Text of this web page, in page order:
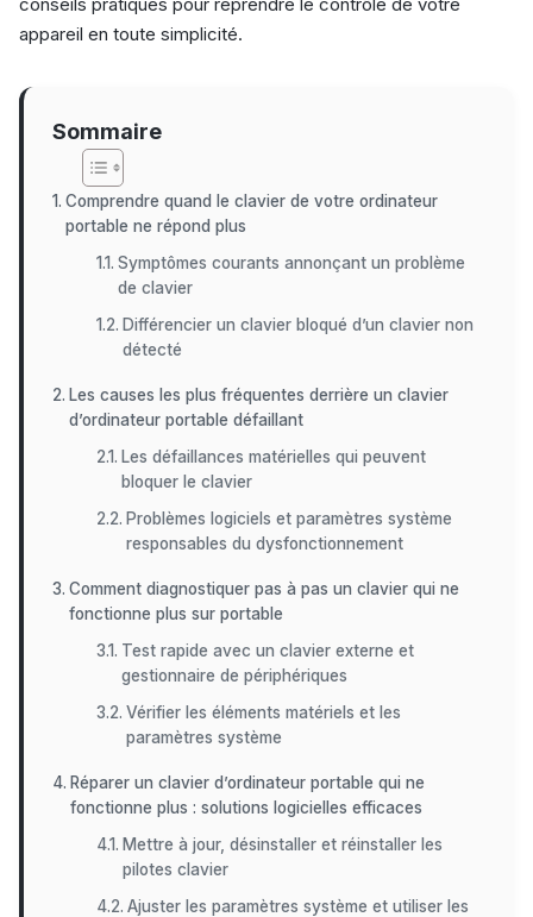
appareil en toute simplicité.
Sommaire
Comprendre quand le clavier de votre ordinateur
portable ne répond plus
Symptômes courants annonçant un problème
de clavier
Différencier un clavier bloqué d’un clavier non
détecté
Les causes les plus fréquentes derrière un clavier
d’ordinateur portable défaillant
Les défaillances matérielles qui peuvent
bloquer le clavier
Problèmes logiciels et paramètres système
responsables du dysfonctionnement
Comment diagnostiquer pas à pas un clavier qui ne
fonctionne plus sur portable
Test rapide avec un clavier externe et
gestionnaire de périphériques
Vérifier les éléments matériels et les
paramètres système
Réparer un clavier d’ordinateur portable qui ne
fonctionne plus : solutions logicielles efficaces
Mettre à jour, désinstaller et réinstaller les
pilotes clavier
Ajuster les paramètres système et utiliser les